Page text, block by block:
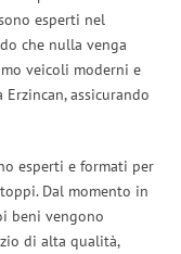
esperti nel
che nulla venga
veicoli moderni e
assicurando
esperti e formati per
Dal momento in
beni vengono
di alta qualità,